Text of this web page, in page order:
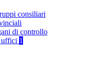
consiliari
di controllo
uffici 1